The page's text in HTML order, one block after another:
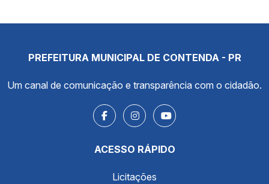
PREFEITURA MUNICIPAL DE CONTENDA - PR
Um canal de comunicação e transparência com o cidadão.
ACESSO RÁPIDO
Licitações